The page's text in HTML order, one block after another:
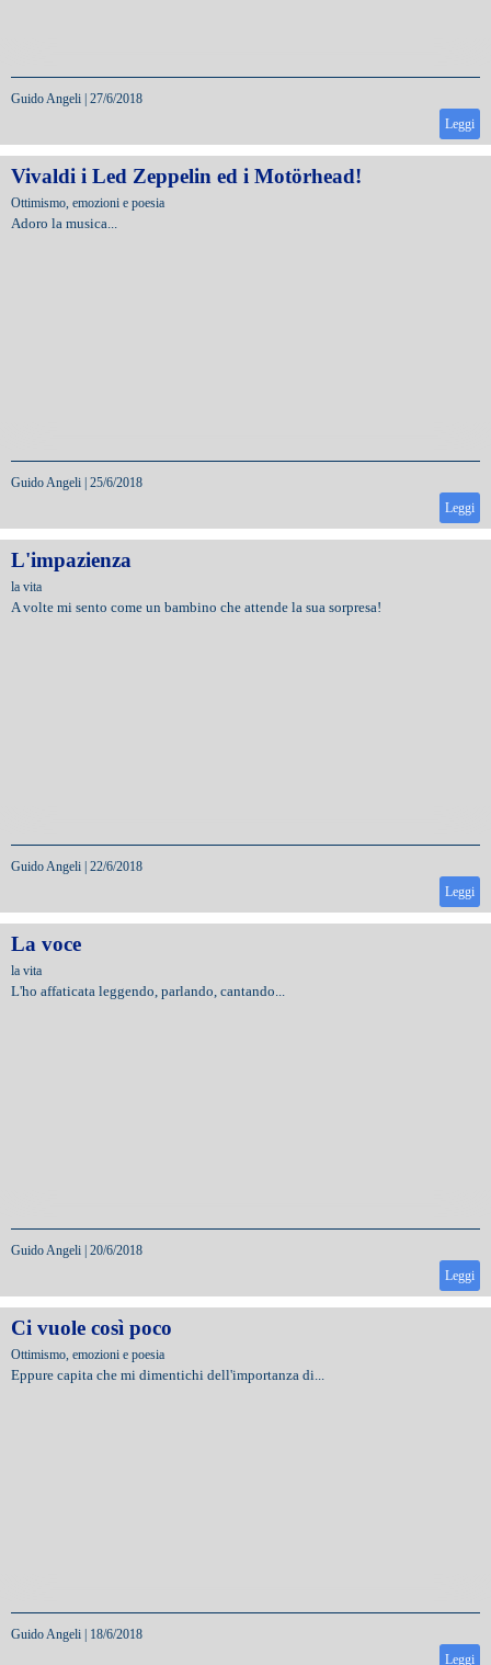
Guido Angeli 27/6/2018
Leggi
Vivaldi i Led Zeppelin ed i Motörhead!
Ottimismo, emozioni e poesia
Adoro la musica...
Guido Angeli 25/6/2018
Leggi
L'impazienza
la vita
A volte mi sento come un bambino che attende la sua sorpresa!
Guido Angeli 22/6/2018
Leggi
La voce
la vita
L'ho affaticata leggendo, parlando, cantando...
Guido Angeli 20/6/2018
Leggi
Ci vuole così poco
Ottimismo, emozioni e poesia
Eppure capita che mi dimentichi dell'importanza di...
Guido Angeli
18/6/2018
Leggi